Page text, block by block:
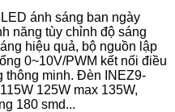
ánh sáng ban ngày
năng tùy chỉnh độ sáng
hiệu quả, bộ nguồn lập
0~10V/PWM kết nối điều
thông minh. Đèn INEZ9-
125W max 135W,
180 smd...